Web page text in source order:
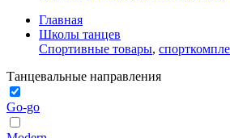
Главная
Школы танцев
Спортивные товары,
Танцевальные направления
Go‑go